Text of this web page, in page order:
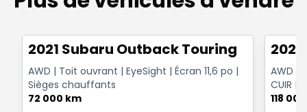
2021 Subaru Outback Touring
AWD | Toit ouvrant | EyeSight | Écran 11,6 po |
Sièges chauffants
72 000 km
AWD |
CUIR |
118